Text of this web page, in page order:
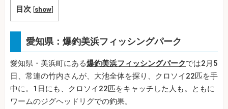
目次 [show]
愛知県：爆釣美浜フィッシングパーク
愛知県・美浜町にある爆釣美浜フィッシングパークでは2月5
日、常連の竹内さんが、大池全体を探り、クロソイ22匹を手
中に。1日にも、クロソイ22匹をキャッチした人も。ともに
ワームのジグヘッドリグでの釣果。